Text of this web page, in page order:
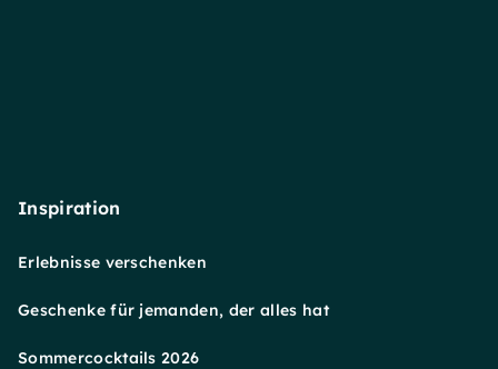
Inspiration
Erlebnisse verschenken
Geschenke für jemanden, der alles hat
Sommercocktails 2026